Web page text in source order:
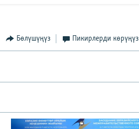
Бөлүшүңүз Пикирлерди көрүңүз